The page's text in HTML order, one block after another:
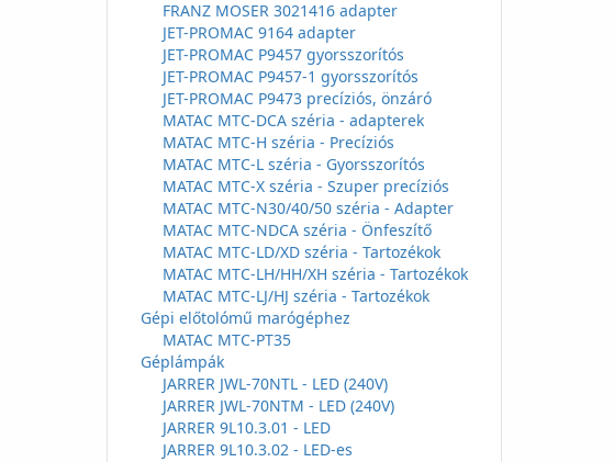
FRANZ MOSER 3021416 adapter
JET-PROMAC 9164 adapter
JET-PROMAC P9457 gyorsszorítós
JET-PROMAC P9457-1 gyorsszorítós
JET-PROMAC P9473 precíziós, önzáró
MATAC MTC-DCA széria - adapterek
MATAC MTC-H széria - Precíziós
MATAC MTC-L széria - Gyorsszorítós
MATAC MTC-X széria - Szuper precíziós
MATAC MTC-N30/40/50 széria - Adapter
MATAC MTC-NDCA széria - Önfeszítő
MATAC MTC-LD/XD széria - Tartozékok
MATAC MTC-LH/HH/XH széria - Tartozékok
MATAC MTC-LJ/HJ széria - Tartozékok
Gépi előtolómű marógéphez
MATAC MTC-PT35
Géplámpák
JARRER JWL-70NTL - LED (240V)
JARRER JWL-70NTM - LED (240V)
JARRER 9L10.3.01 - LED
JARRER 9L10.3.02 - LED-es